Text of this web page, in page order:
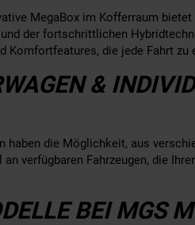
MegaBox im Kofferraum
der fortschrittlichen
die jede Fahrt zu
&
die Möglichkeit, aus
verfügbaren Fahrzeugen, die
BEI MGS